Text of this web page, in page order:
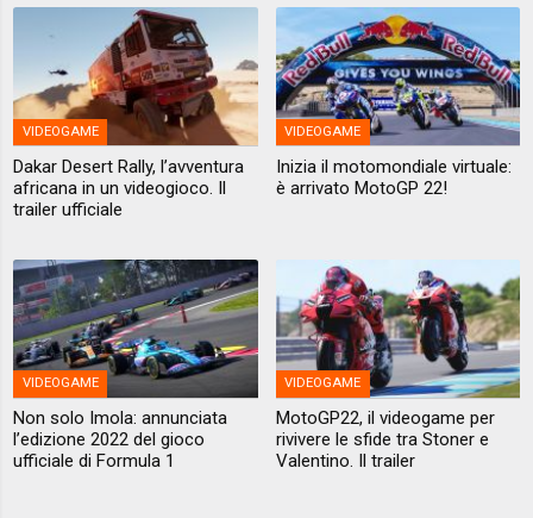
VIDEOGAME
Dakar Desert Rally, l’avventura
africana in un videogioco. Il
trailer ufficiale
VIDEOGAME
Inizia il motomondiale virtuale:
è arrivato MotoGP 22!
VIDEOGAME
Non solo Imola: annunciata
l’edizione 2022 del gioco
ufficiale di Formula 1
VIDEOGAME
MotoGP22, il videogame per
rivivere le sfide tra Stoner e
Valentino. Il trailer